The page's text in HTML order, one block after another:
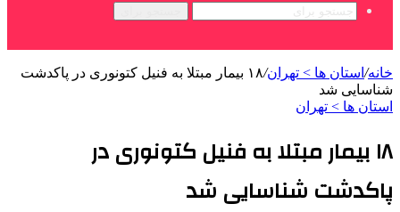
خانه/ استان ها > تهران/
۱۸ بیمار مبتلا به فنیل کتونوری در پاکدشت
شناسایی شد
استان ها > تهران
۱۸ بیمار مبتلا به فنیل کتونوری در
پاکدشت شناسایی شد